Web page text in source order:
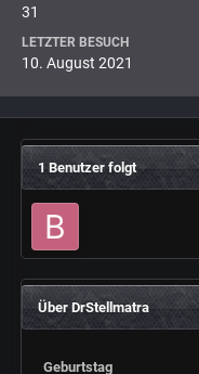
31
LETZTER BESUCH
10. August 2021
1 Benutzer folgt
Über DrStellmatra
Geburtstag